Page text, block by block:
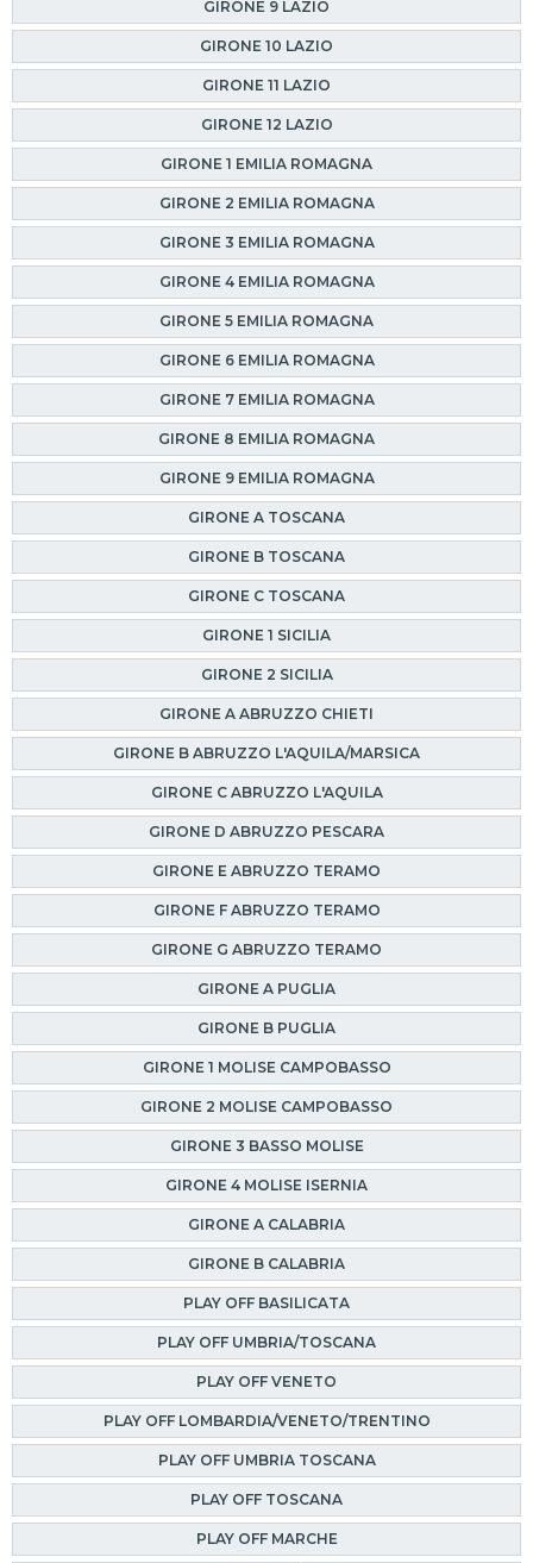
GIRONE 9 LAZIO
GIRONE 10 LAZIO
GIRONE 11 LAZIO
GIRONE 12 LAZIO
GIRONE 1 EMILIA ROMAGNA
GIRONE 2 EMILIA ROMAGNA
GIRONE 3 EMILIA ROMAGNA
GIRONE 4 EMILIA ROMAGNA
GIRONE 5 EMILIA ROMAGNA
GIRONE 6 EMILIA ROMAGNA
GIRONE 7 EMILIA ROMAGNA
GIRONE 8 EMILIA ROMAGNA
GIRONE 9 EMILIA ROMAGNA
GIRONE A TOSCANA
GIRONE B TOSCANA
GIRONE C TOSCANA
GIRONE 1 SICILIA
GIRONE 2 SICILIA
GIRONE A ABRUZZO CHIETI
GIRONE B ABRUZZO L'AQUILA/MARSICA
GIRONE C ABRUZZO L'AQUILA
GIRONE D ABRUZZO PESCARA
GIRONE E ABRUZZO TERAMO
GIRONE F ABRUZZO TERAMO
GIRONE G ABRUZZO TERAMO
GIRONE A PUGLIA
GIRONE B PUGLIA
GIRONE 1 MOLISE CAMPOBASSO
GIRONE 2 MOLISE CAMPOBASSO
GIRONE 3 BASSO MOLISE
GIRONE 4 MOLISE ISERNIA
GIRONE A CALABRIA
GIRONE B CALABRIA
PLAY OFF BASILICATA
PLAY OFF UMBRIA/TOSCANA
PLAY OFF VENETO
PLAY OFF LOMBARDIA/VENETO/TRENTINO
PLAY OFF UMBRIA TOSCANA
PLAY OFF TOSCANA
PLAY OFF MARCHE